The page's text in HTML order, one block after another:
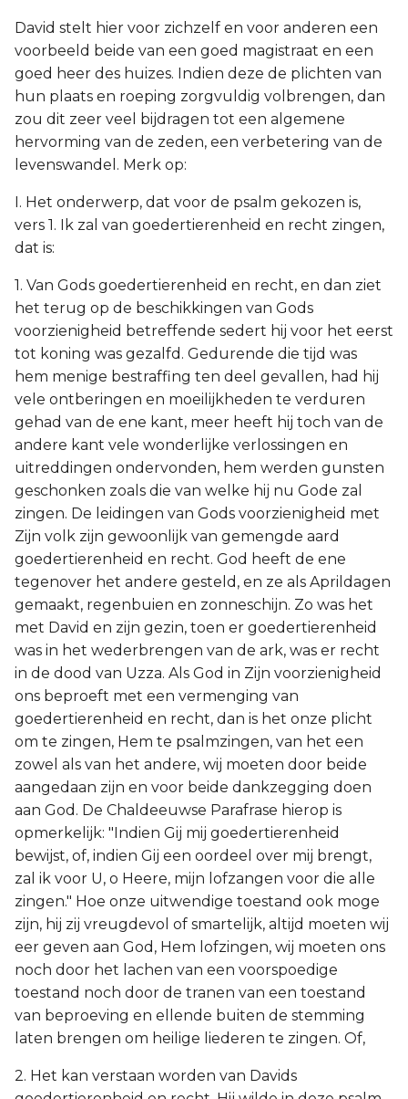
David stelt hier voor zichzelf en voor anderen een
voorbeeld beide van een goed magistraat en een
goed heer des huizes. Indien deze de plichten van
hun plaats en roeping zorgvuldig volbrengen, dan
zou dit zeer veel bijdragen tot een algemene
hervorming van de zeden, een verbetering van de
levenswandel. Merk op:
I. Het onderwerp, dat voor de psalm gekozen is,
vers 1. Ik zal van goedertierenheid en recht zingen,
dat is:
1. Van Gods goedertierenheid en recht, en dan ziet
het terug op de beschikkingen van Gods
voorzienigheid betreffende sedert hij voor het eerst
tot koning was gezalfd. Gedurende die tijd was
hem menige bestraffing ten deel gevallen, had hij
vele ontberingen en moeilijkheden te verduren
gehad van de ene kant, meer heeft hij toch van de
andere kant vele wonderlijke verlossingen en
uitreddingen ondervonden, hem werden gunsten
geschonken zoals die van welke hij nu Gode zal
zingen. De leidingen van Gods voorzienigheid met
Zijn volk zijn gewoonlijk van gemengde aard
goedertierenheid en recht. God heeft de ene
tegenover het andere gesteld, en ze als Aprildagen
gemaakt, regenbuien en zonneschijn. Zo was het
met David en zijn gezin, toen er goedertierenheid
was in het wederbrengen van de ark, was er recht
in de dood van Uzza. Als God in Zijn voorzienigheid
ons beproeft met een vermenging van
goedertierenheid en recht, dan is het onze plicht
om te zingen, Hem te psalmzingen, van het een
zowel als van het andere, wij moeten door beide
aangedaan zijn en voor beide dankzegging doen
aan God. De Chaldeeuwse Parafrase hierop is
opmerkelijk: "Indien Gij mij goedertierenheid
bewijst, of, indien Gij een oordeel over mij brengt,
zal ik voor U, o Heere, mijn lofzangen voor die alle
zingen." Hoe onze uitwendige toestand ook moge
zijn, hij zij vreugdevol of smartelijk, altijd moeten wij
eer geven aan God, Hem lofzingen, wij moeten ons
noch door het lachen van een voorspoedige
toestand noch door de tranen van een toestand
van beproeving en ellende buiten de stemming
laten brengen om heilige liederen te zingen. Of,
2. Het kan verstaan worden van Davids